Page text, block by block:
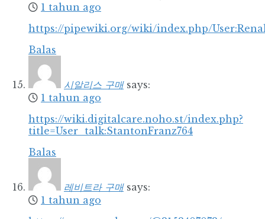
1 tahun ago
https://pipewiki.org/wiki/index.php/
Balas
시알리스 구매 says:
1 tahun ago
https://wiki.digitalcare.noho.st/index.php?
title=User_talk:StantonFranz764
Balas
레비트라 구매 says:
1 tahun ago